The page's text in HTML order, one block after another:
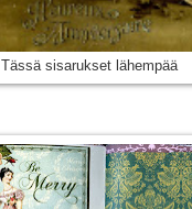
Tässä sisarukset lähempää